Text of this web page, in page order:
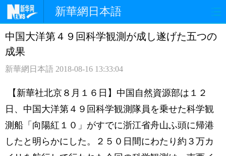
新華網日本語
ホームページ 政治 経済
観光 評論 写真
中日対訳
中国大洋第４９回科学観測が成し遂げた五つの
成果
新華網日本語 2018-08-16 13:33:04
【新華社北京８月１６日】中国自然資源部は１２
日、中国大洋第４９回科学観測隊員を乗せた科学観
測船「向陽紅１０」がすでに浙江省舟山ふ頭に帰港
したと明らかにした。２５０日間にわたり約３万カ